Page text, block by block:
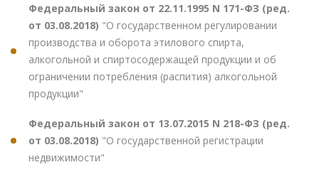
Федеральный закон от 22.11.1995 N 171-ФЗ (ред.
от 03.08.2018) "О государственном регулировании
производства и оборота этилового спирта,
алкогольной и спиртосодержащей продукции и об
ограничении потребления (распития) алкогольной
продукции"
Федеральный закон от 13.07.2015 N 218-ФЗ (ред.
от 03.08.2018) "О государственной регистрации
недвижимости"